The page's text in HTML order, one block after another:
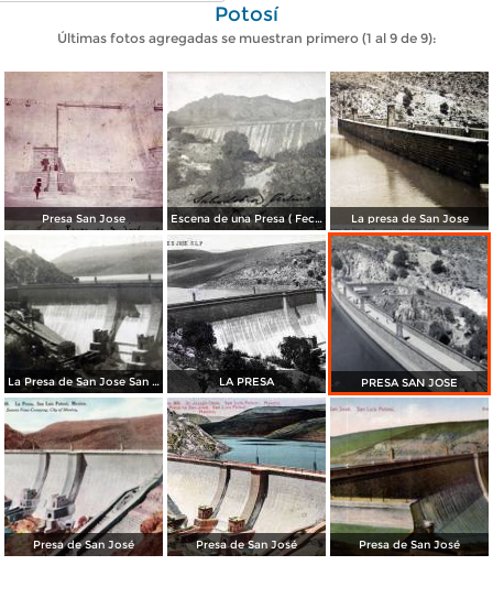
Potosí
Últimas fotos agregadas se muestran primero (1 al 9 de 9):
Presa San Jose Escena de una Presa ( Fechada el 30 de Abril de 1909 ). La presa de San Jose
La Presa de San Jose San Luis Potosi LA PRESA PRESA SAN JOSE
Presa de San José Presa de San José Presa de San José